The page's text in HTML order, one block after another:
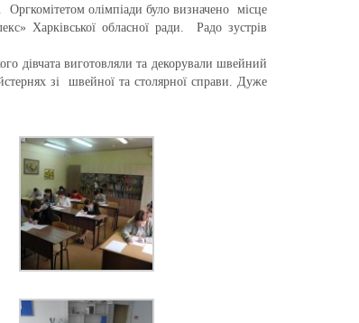
Оргкомітетом олімпіади було визначено місце
Харківської обласної ради. Радо зустрів
дівчата виготовляли та декорували швейний
зі швейної та столярної справи. Дуже